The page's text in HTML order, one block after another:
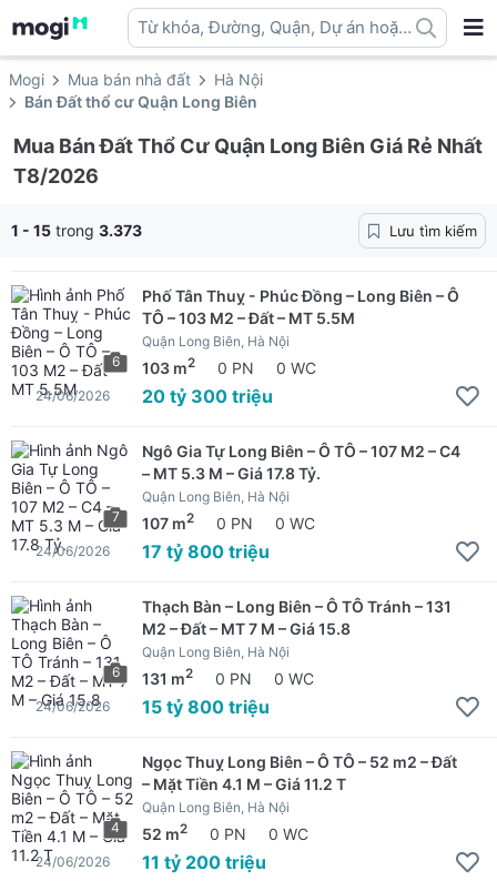
Từ khóa, Đường, Quận, Dự án hoặc
địa danh ...
Mogi Mua bán nhà đất
Hà Nội
Bán Đất thổ cư Quận Long Biên
Mua Bán Đất Thổ Cư Quận Long Biên Giá Rẻ Nhất
T8/2026
1 - 15 trong 3.373 Lưu tìm kiếm
6
Phố Tân Thuỵ - Phúc Đồng – Long Biên – Ô
TÔ – 103 M2 – Đất – MT 5.5M
Quận Long Biên, Hà Nội
103 m2 0 PN 0 WC
20 tỷ 300 triệu
24/06/2026
7
Ngô Gia Tự Long Biên – Ô TÔ – 107 M2 – C4
– MT 5.3 M – Giá 17.8 Tỷ.
Quận Long Biên, Hà Nội
107 m2 0 PN 0 WC
17 tỷ 800 triệu
24/06/2026
6
Thạch Bàn – Long Biên – Ô TÔ Tránh – 131
M2 – Đất – MT 7 M – Giá 15.8
Quận Long Biên, Hà Nội
131 m2 0 PN 0 WC
15 tỷ 800 triệu
24/06/2026
4
Ngọc Thuỵ Long Biên – Ô TÔ – 52 m2 – Đất
– Mặt Tiền 4.1 M – Giá 11.2 T
Quận Long Biên, Hà Nội
52 m2 0 PN 0 WC
11 tỷ 200 triệu
24/06/2026